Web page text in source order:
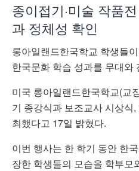
종이접기·미술 작품
과 정체성 확인
롱아일랜드한국학교 학생들
한국문화 학습 성과를 무대와
미국 롱아일랜드한국학교(교
기 종강식과 보조교사 시상식
최했다고 17일 밝혔다.
이번 행사는 한 학기 동안 한
장한 학생들의 모습을 학부모